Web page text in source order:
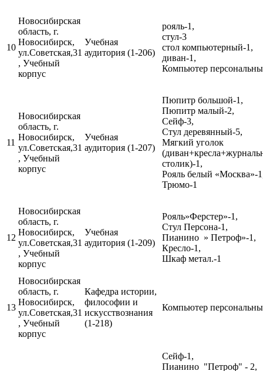
10
Новосибирская
область, г.
Новосибирск,
ул.Советская,31
, Учебный
корпус
Учебная
аудитория (1-206)
рояль-1,
стул-3
стол компьютерный-1,
диван-1,
Компьютер
11
Новосибирская
область, г.
Новосибирск,
ул.Советская,31
, Учебный
корпус
Учебная
аудитория (1-207)
Пюпитр большой-1,
Пюпитр малый-2,
Сейф-3,
Стул деревянный-5,
Мягкий уголок
столик)-1,
Рояль белый «Москва»-
Трюмо-1
12
Новосибирская
область, г.
Новосибирск,
ул.Советская,31
, Учебный
корпус
Учебная
аудитория (1-209)
Рояль»Ферстер»-1,
Стул Персона-1,
Пианино » Петроф»-1,
Кресло-1,
Шкаф метал.-1
13
Новосибирская
область, г.
Новосибирск,
ул.Советская,31
, Учебный
корпус
Кафедра истории,
философии и
искусствознания
(1-218)
Компьютер
Сейф-1,
Пианино "Петроф" - 2,